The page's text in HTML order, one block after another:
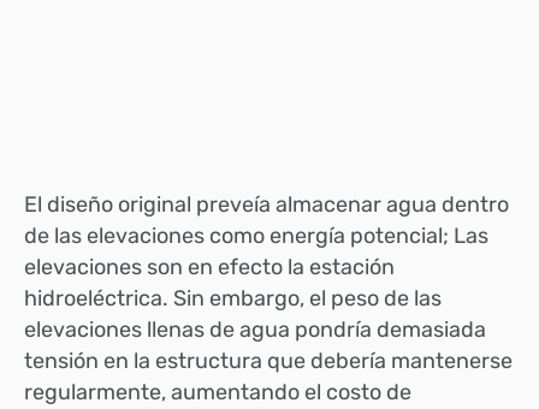
El diseño original preveía almacenar agua dentro
de las elevaciones como energía potencial; Las
elevaciones son en efecto la estación
hidroeléctrica. Sin embargo, el peso de las
elevaciones llenas de agua pondría demasiada
tensión en la estructura que debería mantenerse
regularmente, aumentando el costo de